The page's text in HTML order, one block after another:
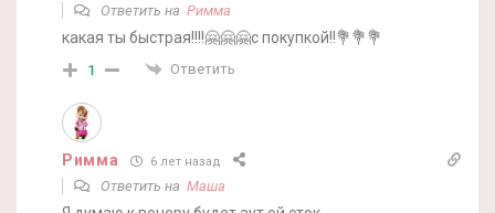
Ответить на Римма
какая ты быстрая!!!!🤗🤗🤗с покупкой!!💐💐💐
1 Ответить
Римма 6 лет назад
Ответить на Маша